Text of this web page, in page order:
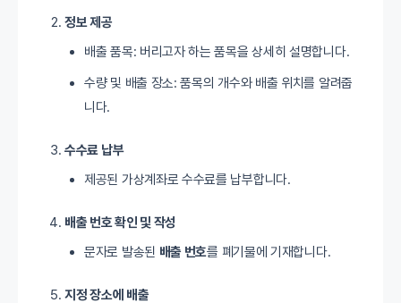
정보 제공
배출 품목: 버리고자 하는 품목을 상세히 설명합니다.
수량 및 배출 장소: 품목의 개수와 배출 위치를 알려줍
니다.
수수료 납부
제공된 가상계좌로 수수료를 납부합니다.
배출 번호 확인 및 작성
문자로 발송된 배출 번호를 폐기물에 기재합니다.
지정 장소에 배출